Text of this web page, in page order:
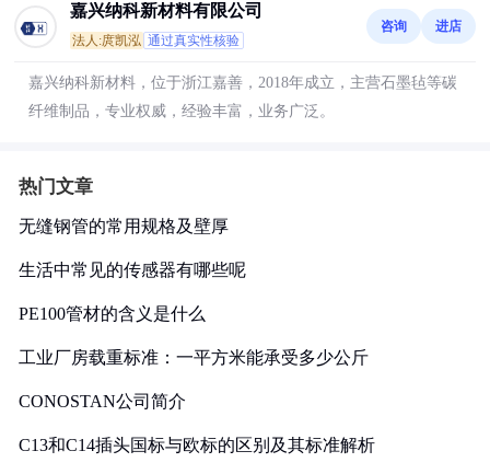
嘉兴纳科新材料有限公司
法人:庹凯泓 通过真实性核验
咨询 进店
嘉兴纳科新材料，位于浙江嘉善，2018年成立，主营石墨毡等碳
纤维制品，专业权威，经验丰富，业务广泛。
热门文章
无缝钢管的常用规格及壁厚
生活中常见的传感器有哪些呢
PE100管材的含义是什么
工业厂房载重标准：一平方米能承受多少公斤
CONOSTAN公司简介
C13和C14插头国标与欧标的区别及其标准解析